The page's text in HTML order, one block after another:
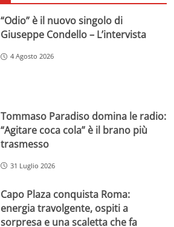
“Odio” è il nuovo singolo di
Giuseppe Condello – L’intervista
4 Agosto 2026
Tommaso Paradiso domina le radio:
“Agitare coca cola” è il brano più
trasmesso
31 Luglio 2026
Capo Plaza conquista Roma:
energia travolgente, ospiti a
sorpresa e una scaletta che fa